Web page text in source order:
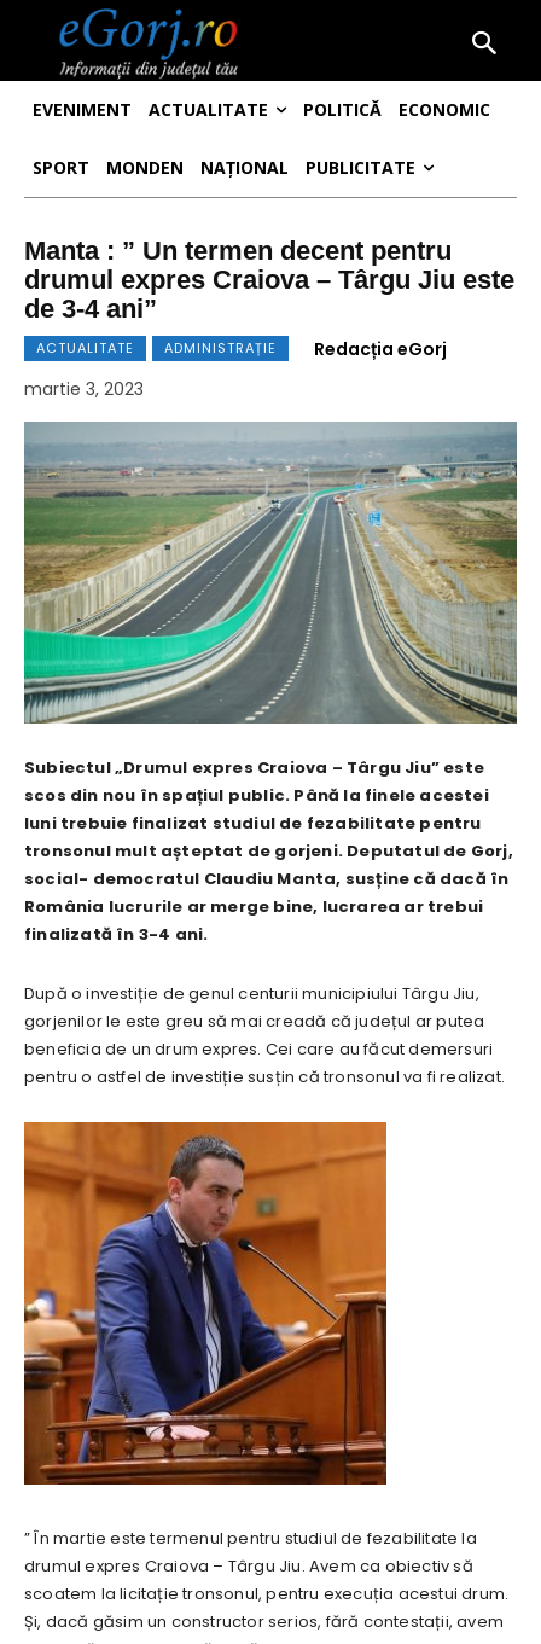
EVENIMENT ACTUALITATE POLITICĂ ECONOMIC
SPORT MONDEN NAȚIONAL PUBLICITATE
Manta : ” Un termen decent pentru
drumul expres Craiova – Târgu Jiu este
de 3-4 ani”
ACTUALITATE ADMINISTRAȚIE
Redacția eGorj
martie 3, 2023
Subiectul „Drumul expres Craiova – Târgu Jiu” este
scos din nou în spațiul public. Până la finele acestei
luni trebuie finalizat studiul de fezabilitate pentru
tronsonul mult așteptat de gorjeni. Deputatul de Gorj,
social- democratul Claudiu Manta, susține că dacă în
România lucrurile ar merge bine, lucrarea ar trebui
finalizată în 3-4 ani.
După o investiție de genul centurii municipiului Târgu Jiu,
gorjenilor le este greu să mai creadă că județul ar putea
beneficia de un drum expres. Cei care au făcut demersuri
pentru o astfel de investiție susțin că tronsonul va fi realizat.
” În martie este termenul pentru studiul de fezabilitate la
drumul expres Craiova – Târgu Jiu. Avem ca obiectiv să
scoatem la licitație tronsonul, pentru execuția acestui drum.
Și, dacă găsim un constructor serios, fără contestații, avem